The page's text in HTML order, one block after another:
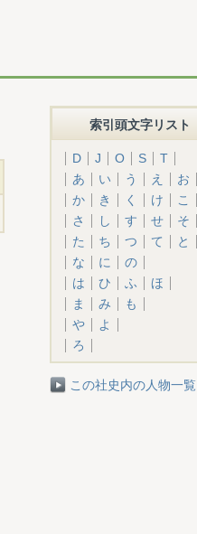
索引頭文字リスト
D J O S
T
あ
い う え
お
か
き く け
こ
さ
し す せ
そ
た
ち つ て
と
な
に
の
は
ひ ふ
ほ
ま
み
も
や
よ
ろ
この社史内の人物一覧